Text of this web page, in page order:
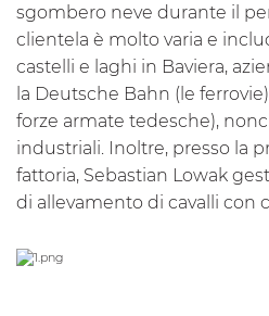
sgombero neve durante il
clientela è molto varia e
castelli e laghi in Baviera,
la Deutsche Bahn (le
forze armate tedesche),
industriali. Inoltre, presso la
fattoria, Sebastian Lowak
di allevamento di cavalli con